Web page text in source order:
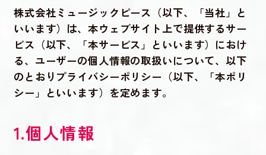
株式会社ミュージックピース（以下、「当社」と
いいます）は、本ウェブサイト上で提供するサー
ビス（以下、「本サービス」といいます）におけ
る、ユーザーの個人情報の取扱いについて、以下
のとおりプライバシーポリシー（以下、「本ポリ
シー」といいます）を定めます。
1.個人情報